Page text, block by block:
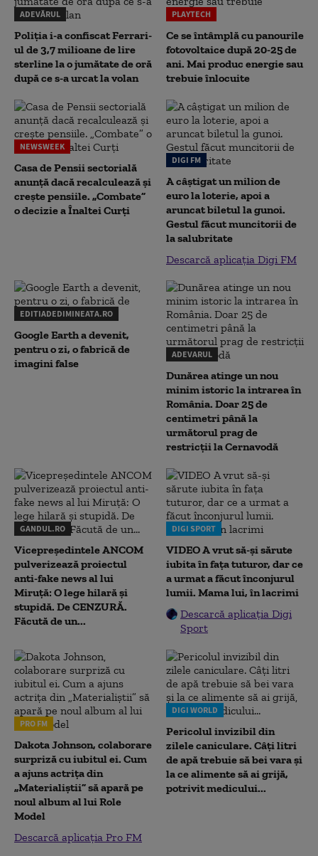
ADEVĂRUL
Poliția i-a confiscat Ferrari-
ul de 3,7 milioane de lire
sterline la o jumătate de oră
după ce s-a urcat la volan
PLAYTECH
Ce se întâmplă cu panourile
fotovoltaice după 20-25 de
ani. Mai produc energie sau
trebuie înlocuite
NEWSWEEK
Casa de Pensii sectorială
anunță dacă recalculează și
crește pensiile. „Combate”
o decizie a Înaltei Curți
DIGI FM
A câștigat un milion de
euro la loterie, apoi a
aruncat biletul la gunoi.
Gestul făcut muncitorii de
la salubritate
Descarcă aplicația Digi FM
EDITIADEDIMINEATA.RO
Google Earth a devenit,
pentru o zi, o fabrică de
imagini false
ADEVARUL
Dunărea atinge un nou
minim istoric la intrarea în
România. Doar 25 de
centimetri până la
următorul prag de
restricții la Cernavodă
GANDUL.RO
Vicepreședintele ANCOM
pulverizează proiectul
anti-fake news al lui
Miruță: O lege hilară și
stupidă. De CENZURĂ.
Făcută de un...
DIGI SPORT
VIDEO A vrut să-și sărute
iubita în fața tuturor, dar ce
a urmat a făcut înconjurul
lumii. Mama lui, în lacrimi
Descarcă aplicația Digi
Sport
PRO FM
Dakota Johnson, colaborare
surpriză cu iubitul ei. Cum
a ajuns actrița din
„Materialiștii” să apară pe
noul album al lui Role
Model
Descarcă aplicația Pro FM
DIGI WORLD
Pericolul invizibil din
zilele caniculare. Câți litri
de apă trebuie să bei vara și
la ce alimente să ai grijă,
potrivit medicului...